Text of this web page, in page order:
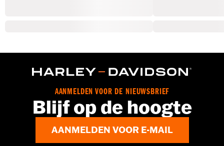
AANMELDEN VOOR DE NIEUWSBRIEF
Blijf op de hoogte
AANMELDEN VOOR E-MAIL